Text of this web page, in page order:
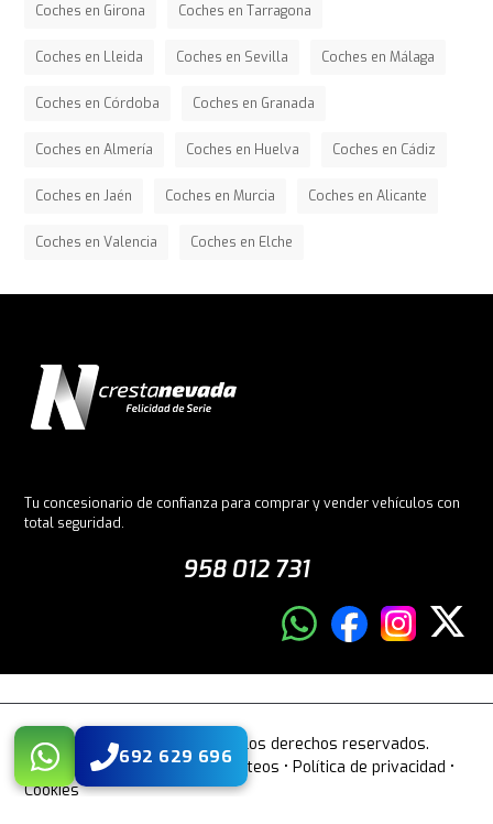
692 629 696
Coches en Girona Coches en Tarragona
Coches en Lleida Coches en Sevilla Coches en Málaga
Coches en Córdoba Coches en Granada
Coches en Almería Coches en Huelva Coches en Cádiz
Coches en Jaén Coches en Murcia Coches en Alicante
Coches en Valencia Coches en Elche
Tu concesionario de confianza para comprar y vender vehículos con
total seguridad.
958 012 731
© 2026 Crestanevada. Todos los derechos reservados.
Aviso legal• Bases legales sorteos •Política de privacidad •
Cookies